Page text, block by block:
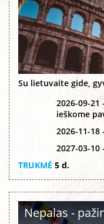
Su lietuvaite gide,
2026-09-21
ieškome
2026-11-18
2027-03-10
TRUKMĖ 5 d.
Nepalas -